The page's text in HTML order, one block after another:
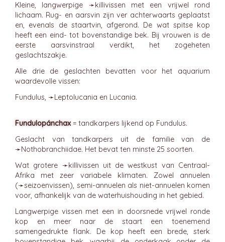
Kleine, langwerpige ➛killivissen met een vrijwel rond
lichaam. Rug- en aarsvin zijn ver achterwaarts geplaatst
en, evenals de staartvin, afgerond. De wat spitse kop
heeft een eind- tot bovenstandige bek. Bij vrouwen is de
eerste aarsvinstraal verdikt, het zogeheten
geslachtszakje.
Alle drie de geslachten bevatten voor het aquarium
waardevolle vissen:
Fundulus, ➛Leptolucania en Lucania.
Fundulopánchax= tandkarpers lijkend op Fundulus.
Geslacht van tandkarpers uit de familie van de
➛Nothobranchiidae. Het bevat ten minste 25 soorten.
Wat grotere ➛killivissen uit de westkust van Centraal-
Afrika met zeer variabele klimaten. Zowel annuelen
(➛seizoenvissen), semi-annuelen als niet-annuelen komen
voor, afhankelijk van de waterhuishouding in het gebied.
Langwerpige vissen met een in doorsnede vrijwel ronde
kop en meer naar de staart een toenemend
samengedrukte flank. De kop heeft een brede, sterk